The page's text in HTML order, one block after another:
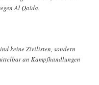
Al Qaida.
keine Zivilisten, sondern
an Kampfhandlungen